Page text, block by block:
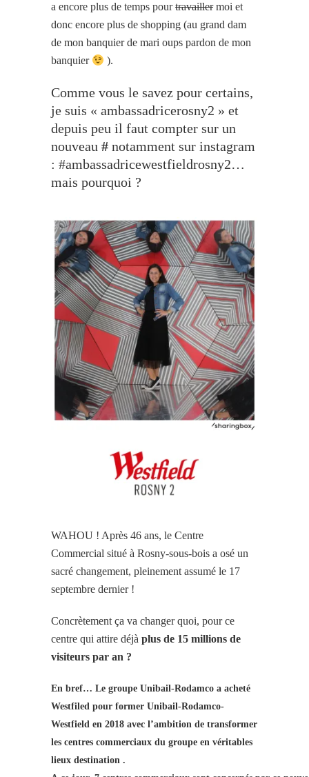
a encore plus de temps pourtravaillermoi et
donc encore plus de shopping (au grand dam
de mon banquier de mari oups pardon de mon
banquier
).
Comme vous le savez pour certains,
je suis « ambassadricerosny2 » et
depuis peu il faut compter sur un
nouveau # notamment sur instagram
: #ambassadricewestfieldrosny2…
mais pourquoi ?
WAHOU ! Après 46 ans, le Centre
Commercial situé à Rosny-sous-bois a osé un
sacré changement, pleinement assumé le 17
septembre dernier !
Concrètement ça va changer quoi, pour ce
centre qui attire déjà plus de 15 millions de
visiteurs par an ?
En bref… Le groupe Unibail-Rodamco a acheté
Westfiled pour former Unibail-Rodamco-
Westfield en 2018 avec l’ambition de transformer
les centres commerciaux du groupe en véritables
lieux destination .